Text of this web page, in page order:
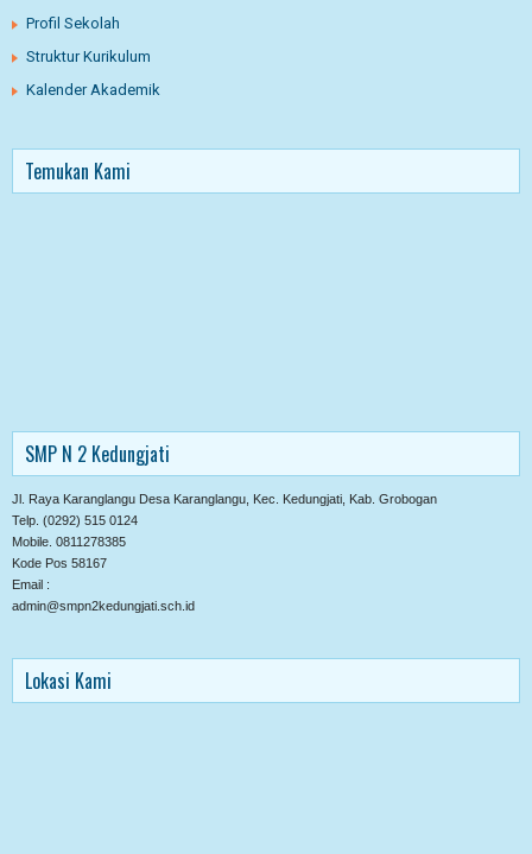
Profil Sekolah
Struktur Kurikulum
Kalender Akademik
Temukan Kami
SMP N 2 Kedungjati
Jl. Raya Karanglangu Desa Karanglangu, Kec. Kedungjati, Kab. Grobogan
Telp. (0292) 515 0124
Mobile. 0811278385
Kode Pos 58167
Email :
admin@smpn2kedungjati.sch.id
Lokasi Kami